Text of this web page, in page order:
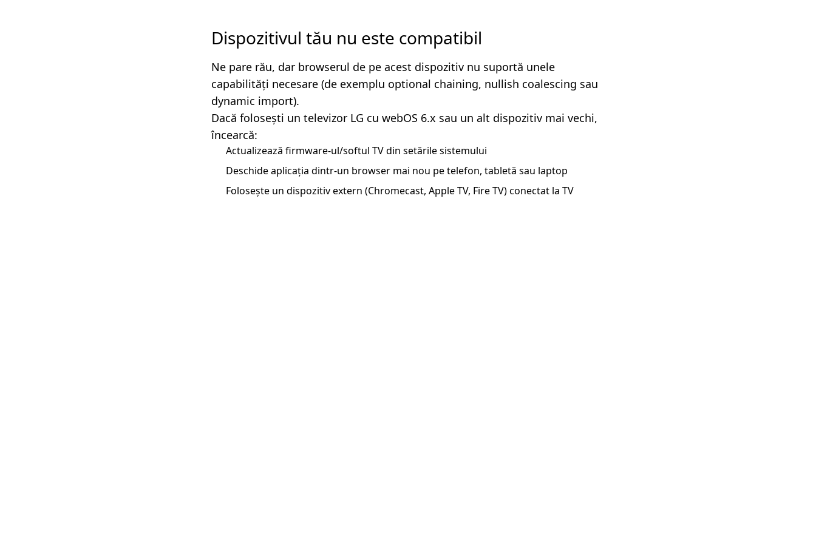
Dispozitivul tău nu este compatibil
Ne pare rău, dar browserul de pe acest dispozitiv nu suportă unele
capabilități necesare (de exemplu optional chaining, nullish coalescing sau
dynamic import).
Dacă folosești un televizor LG cu webOS 6.x sau un alt dispozitiv mai vechi,
încearcă:
Actualizează firmware-ul/softul TV din setările sistemului
Deschide aplicația dintr-un browser mai nou pe telefon, tabletă sau laptop
Folosește un dispozitiv extern (Chromecast, Apple TV, Fire TV) conectat la TV